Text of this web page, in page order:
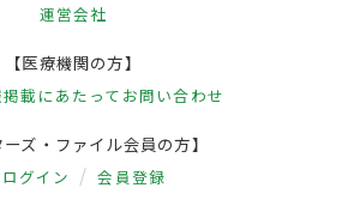
運営会社
【医療機関の方】
載にあたって お問い合わせ
ーズ・ファイル会員の方】
ログイン 会員登録